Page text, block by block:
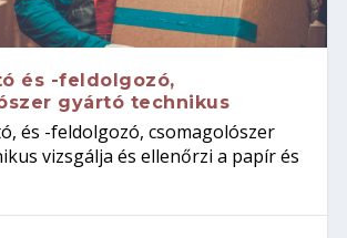
és -feldolgozó,
gyártó technikus
és -feldolgozó, csomagolószer
vizsgálja és ellenőrzi a papír és